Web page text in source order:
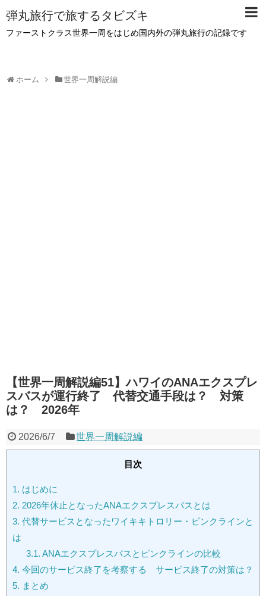
弾丸旅行で旅するタビズキ
ファーストクラス世界一周をはじめ国内外の弾丸旅行の記録です
ホーム 世界一周解説編
【世界一周解説編51】ハワイのANAエクスプレ
スバスが運行終了 代替交通手段は？ 対策
は？ 2026年
2026/6/7 世界一周解説編
目次
1. はじめに
2. 2026年休止となったANAエクスプレスバスとは
3. 代替サービスとなったワイキキトロリー・ピンクラインと
は
3.1. ANAエクスプレスバスとピンクラインの比較
4. 今回のサービス終了を考察する サービス終了の対策は？
5. まとめ